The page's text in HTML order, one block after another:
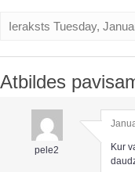
Ieraksts Tuesday,
Atbildes
pele2
Kur